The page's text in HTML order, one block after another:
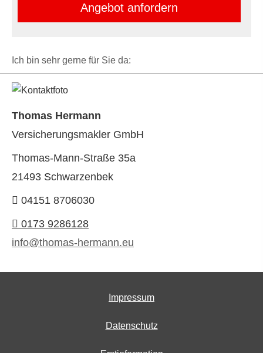
An­ge­bot an­for­dern
Ich bin sehr gerne für Sie da:
Thomas Hermann
Ver­sicherungs­makler GmbH
Thomas-Mann-Straße 35a
21493 Schwarzenbek
04151 8706030
0173 9286128
info@thomas-hermann.eu
Impressum
Datenschutz